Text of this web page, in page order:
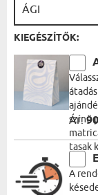
KIEGÉSZÍTŐK:
színű
tasak
Ár:
A